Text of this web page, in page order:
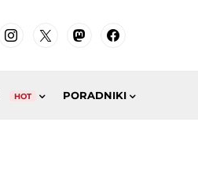
HOT PORADNIKI